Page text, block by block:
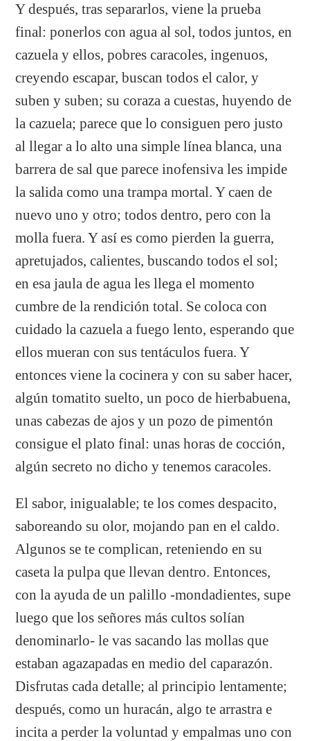
Y después, tras separarlos, viene la prueba
final: ponerlos con agua al sol, todos juntos, en
cazuela y ellos, pobres caracoles, ingenuos,
creyendo escapar, buscan todos el calor, y
suben y suben; su coraza a cuestas, huyendo de
la cazuela; parece que lo consiguen pero justo
al llegar a lo alto una simple línea blanca, una
barrera de sal que parece inofensiva les impide
la salida como una trampa mortal. Y caen de
nuevo uno y otro; todos dentro, pero con la
molla fuera. Y así es como pierden la guerra,
apretujados, calientes, buscando todos el sol;
en esa jaula de agua les llega el momento
cumbre de la rendición total. Se coloca con
cuidado la cazuela a fuego lento, esperando que
ellos mueran con sus tentáculos fuera. Y
entonces viene la cocinera y con su saber hacer,
algún tomatito suelto, un poco de hierbabuena,
unas cabezas de ajos y un pozo de pimentón
consigue el plato final: unas horas de cocción,
algún secreto no dicho y tenemos caracoles.
El sabor, inigualable; te los comes despacito,
saboreando su olor, mojando pan en el caldo.
Algunos se te complican, reteniendo en su
caseta la pulpa que llevan dentro. Entonces,
con la ayuda de un palillo -mondadientes, supe
luego que los señores más cultos solían
denominarlo- le vas sacando las mollas que
estaban agazapadas en medio del caparazón.
Disfrutas cada detalle; al principio lentamente;
después, como un huracán, algo te arrastra e
incita a perder la voluntad y empalmas uno con